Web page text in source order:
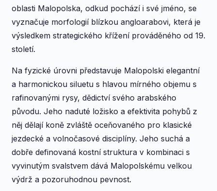
oblasti Malopolska, odkud pochází i své jméno, se
vyznačuje morfologií blízkou angloarabovi, která je
výsledkem strategického křížení prováděného od 19.
století.
Na fyzické úrovni představuje Malopolski elegantní
a harmonickou siluetu s hlavou mírného objemu s
rafinovanými rysy, dědictví svého arabského
původu. Jeho naduté ložisko a efektivita pohybů z
něj dělají koně zvláště oceňovaného pro klasické
jezdecké a volnočasové disciplíny. Jeho suchá a
dobře definovaná kostní struktura v kombinaci s
vyvinutým svalstvem dává Malopolskému velkou
výdrž a pozoruhodnou pevnost.